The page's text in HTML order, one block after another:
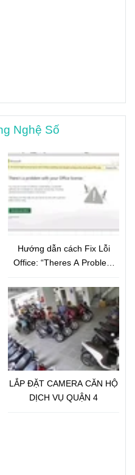
Nghệ Số
Hướng dẫn cách Fix Lỗi
Office: “Theres A Problem
LẮP ĐẶT CAMERA CĂN HỘ
DỊCH VỤ QUẬN 4